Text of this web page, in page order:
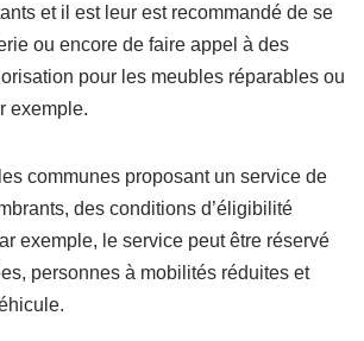
et il est leur est recommandé de se
ou encore de faire appel à des
pour les meubles réparables ou
exemple.
communes proposant un service de
des conditions d’éligibilité
exemple, le service peut être réservé
personnes à mobilités réduites et